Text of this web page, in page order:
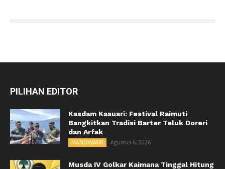
PILIHAN EDITOR
Kasdam Kasuari: Festival Raimuti
Bangkitkan Tradisi Barter Teluk Doreri
dan Arfak
MANOKWARI Agustus 6, 2026
Musda IV Golkar Kaimana Tinggal Hitung